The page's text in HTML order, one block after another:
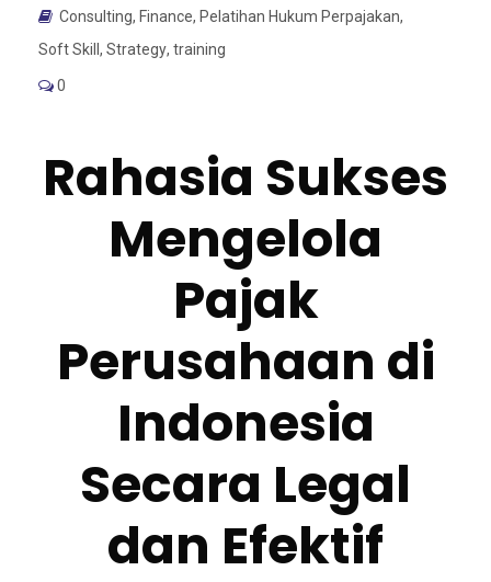
Consulting, Finance, Pelatihan Hukum Perpajakan,
Soft Skill , Strategy, training
0
Rahasia Sukses
Mengelola
Pajak
Perusahaan di
Indonesia
Secara Legal
dan Efektif